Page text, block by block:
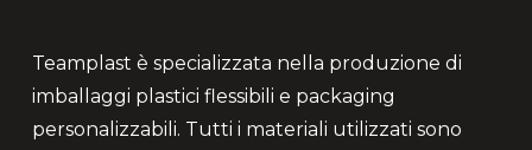
Teamplast è specializzata nella produzione di
imballaggi plastici flessibili e packaging
personalizzabili. Tutti i materiali utilizzati sono